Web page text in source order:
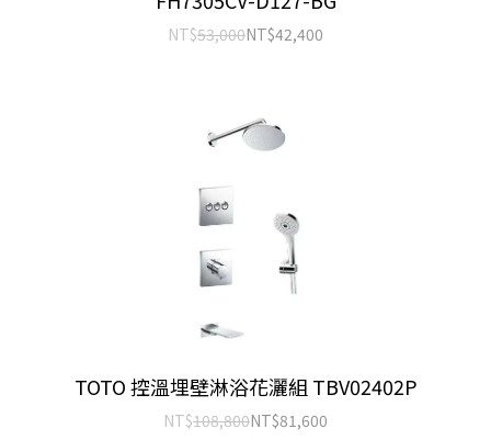
NT$53,000NT$42,400
TOTO 控溫埋壁淋浴花灑組 TBV02402P
NT$108,800NT$81,600